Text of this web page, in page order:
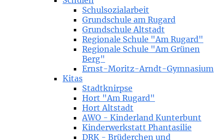
Schulsozialarbeit
Grundschule am Rugard
Grundschule Altstadt
Regionale Schule "Am Rugard"
Regionale Schule "Am Grünen
Berg"
Ernst-Moritz-Arndt-Gymnasium
Kitas
Stadtknirpse
Hort "Am Rugard"
Hort Altstadt
AWO - Kinderland Kunterbunt
Kinderwerkstatt Phantasilie
DRK - Brüderchen und